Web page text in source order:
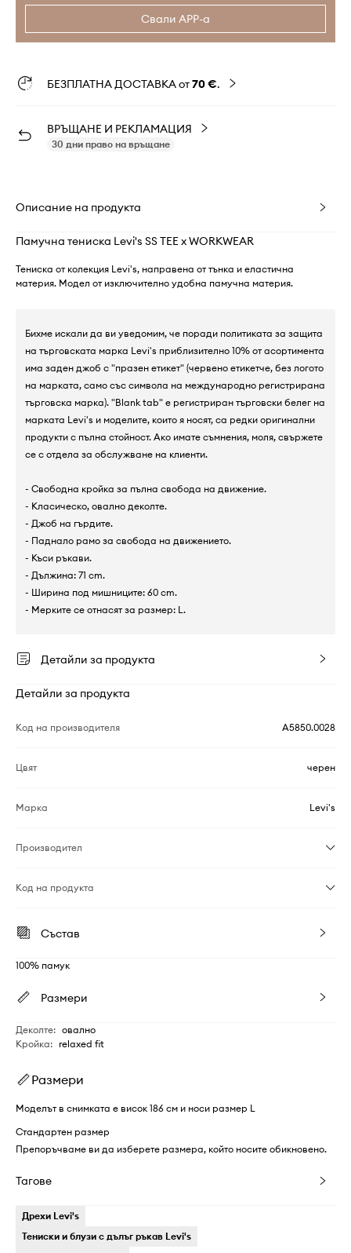
Свали APP-а
БЕЗПЛАТНА ДОСТАВКА от70 €.
ВРЪЩАНЕ И РЕКЛАМАЦИЯ
30 дни право на връщане
Описание на продукта
Памучна тениска Levi's SS TEE x WORKWEAR
Тениска от колекция Levi's, направена от тънка и еластична
материя. Модел от изключително удобна памучна материя.
Бихме искали да ви уведомим, че поради политиката за защита
на търговската марка Levi's приблизително 10% от асортимента
има заден джоб с "празен етикет" (червено етикетче, без логото
на марката, само със символа на международно регистрирана
търговска марка). "Blank tab" е регистриран търговски белег на
марката Levi's и моделите, които я носят, са редки оригинални
продукти с пълна стойност. Ако имате съмнения, моля, свържете
се с отдела за обслужване на клиенти.
- Свободна кройка за пълна свобода на движение.
- Класическо, овално деколте.
- Джоб на гърдите.
- Паднало рамо за свобода на движението.
- Къси ръкави.
- Дължина: 71 cm.
- Ширина под мишниците: 60 cm.
- Мерките се отнасят за размер: L.
Детайли за продукта
Детайли за продукта
Код на производителя A5850.0028
Цвят черен
Марка Levi's
Производител
Код на продукта
Състав
100% памук
Размери
Деколте: овално
Кройка: relaxed fit
Размери
Моделът в снимката е висок 186 см и носи размер L
Стандартен размер
Препоръчваме ви да изберете размера, който носите обикновено.
Тагове
Дрехи Levi's
Тениски и блузи с дълъг ръкав Levi's